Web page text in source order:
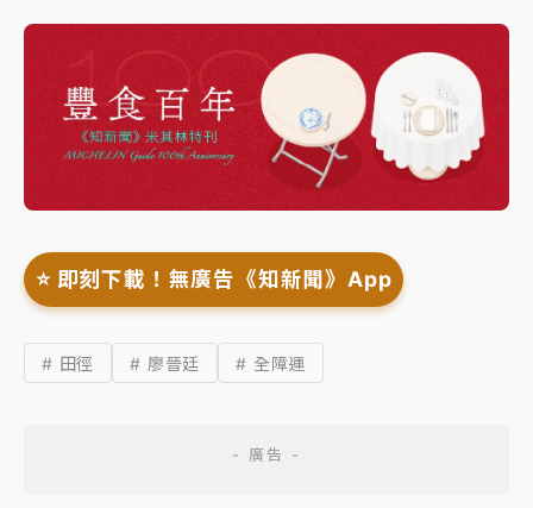
⭐️ 即刻下載！無廣告《知新聞》App
# 田徑 # 廖晉廷 # 全障運